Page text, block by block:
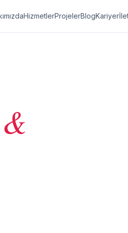
HizmetlerProjelerBlogKariyer